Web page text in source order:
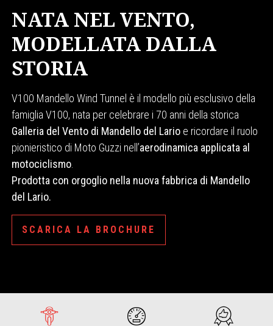
NATA NEL VENTO,
MODELLATA DALLA
STORIA
V100 Mandello Wind Tunnel è il modello più esclusivo della
famiglia V100, nata per celebrare i 70 anni della storica
Galleria del Vento di Mandello del Larioe ricordare il ruolo
pionieristico di Moto Guzzi nell’aerodinamica applicata al
motociclismo.
Prodotta con orgoglio nella nuova fabbrica di Mandello
del Lario.
SCARICA LA BROCHURE